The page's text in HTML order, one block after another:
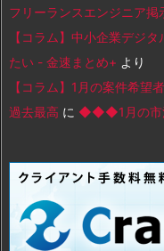
フリーランスエンジニア掲
【コラム】中小企業デジ
たい - 金速まとめ+ より
【コラム】1月の案件希望
過去最高 に ◆◆◆1月の市